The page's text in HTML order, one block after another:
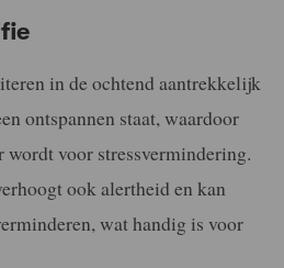
in de ochtend aantrekkelijk
ontspannen staat, waardoor
voor stressvermindering.
ook alertheid en kan
wat handig is voor